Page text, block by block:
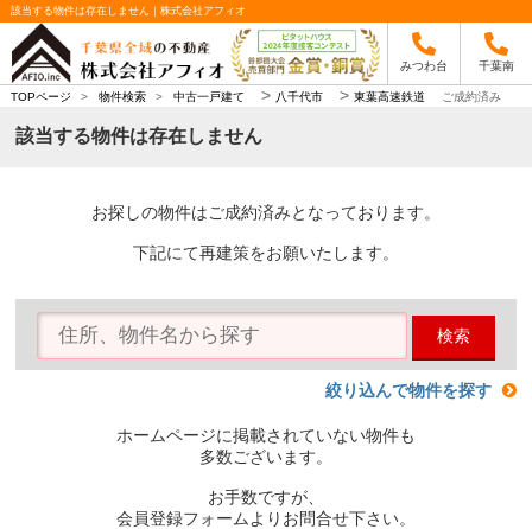
該当する物件は存在しません｜株式会社アフィオ
みつわ台 千葉南
TOPページ > 物件検索 > 中古一戸建て > 八千代市 > 東葉高速鉄道 ご成約済み
該当する物件は存在しません
お探しの物件はご成約済みとなっております。
下記にて再建策をお願いたします。
検索
絞り込んで物件を探す
ホームページに掲載されていない物件も
多数ございます。
お手数ですが、
会員登録フォームよりお問合せ下さい。